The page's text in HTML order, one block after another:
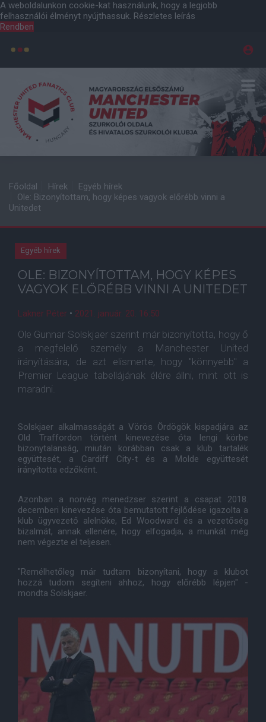
A weboldalunkon cookie-kat használunk, hogy a legjobb
felhasználói élményt nyújthassuk. Részletes leírás
Rendben
Főoldal Hírek
Egyéb hírek
Ole: Bizonyítottam, hogy képes vagyok előrébb vinni a
Unitedet
Egyéb hírek
OLE: BIZONYÍTOTTAM, HOGY KÉPES
VAGYOK ELŐRÉBB VINNI A UNITEDET
Lakner Péter • 2021. január. 20. 16:50
Ole Gunnar Solskjaer szerint már bizonyította, hogy ő
a megfelelő személy a Manchester United
irányítására, de azt elismerte, hogy "könnyebb" a
Premier League tabellájának élére állni, mint ott is
maradni.
Solskjaer alkalmasságát a Vörös Ördögök kispadjára az
Old Traffordon történt kinevezése óta lengi körbe
bizonytalanság, miután korábban csak a klub tartalék
együttesét, a Cardiff City-t és a Molde együttesét
irányította edzőként.
Azonban a norvég menedzser szerint a csapat 2018.
decemberi kinevezése óta bemutatott fejlődése igazolta a
klub ügyvezető alelnöke, Ed Woodward és a vezetőség
bizalmát, annak ellenére, hogy elfogadja, a munkát még
nem végezte el teljesen.
"Remélhetőleg már tudtam bizonyítani, hogy a klubot
hozzá tudom segíteni ahhoz, hogy előrébb lépjen" -
mondta Solskjaer.